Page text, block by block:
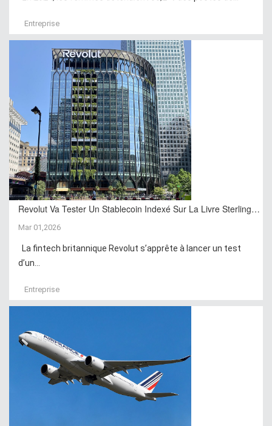
Entreprise
Revolut Va Tester Un Stablecoin Indexé Sur La Livre Sterling…
Mar 01,2026
La fintech britannique Revolut s’apprête à lancer un test
d’un...
Entreprise